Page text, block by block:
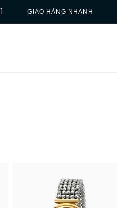
GIAO HÀNG NHANH